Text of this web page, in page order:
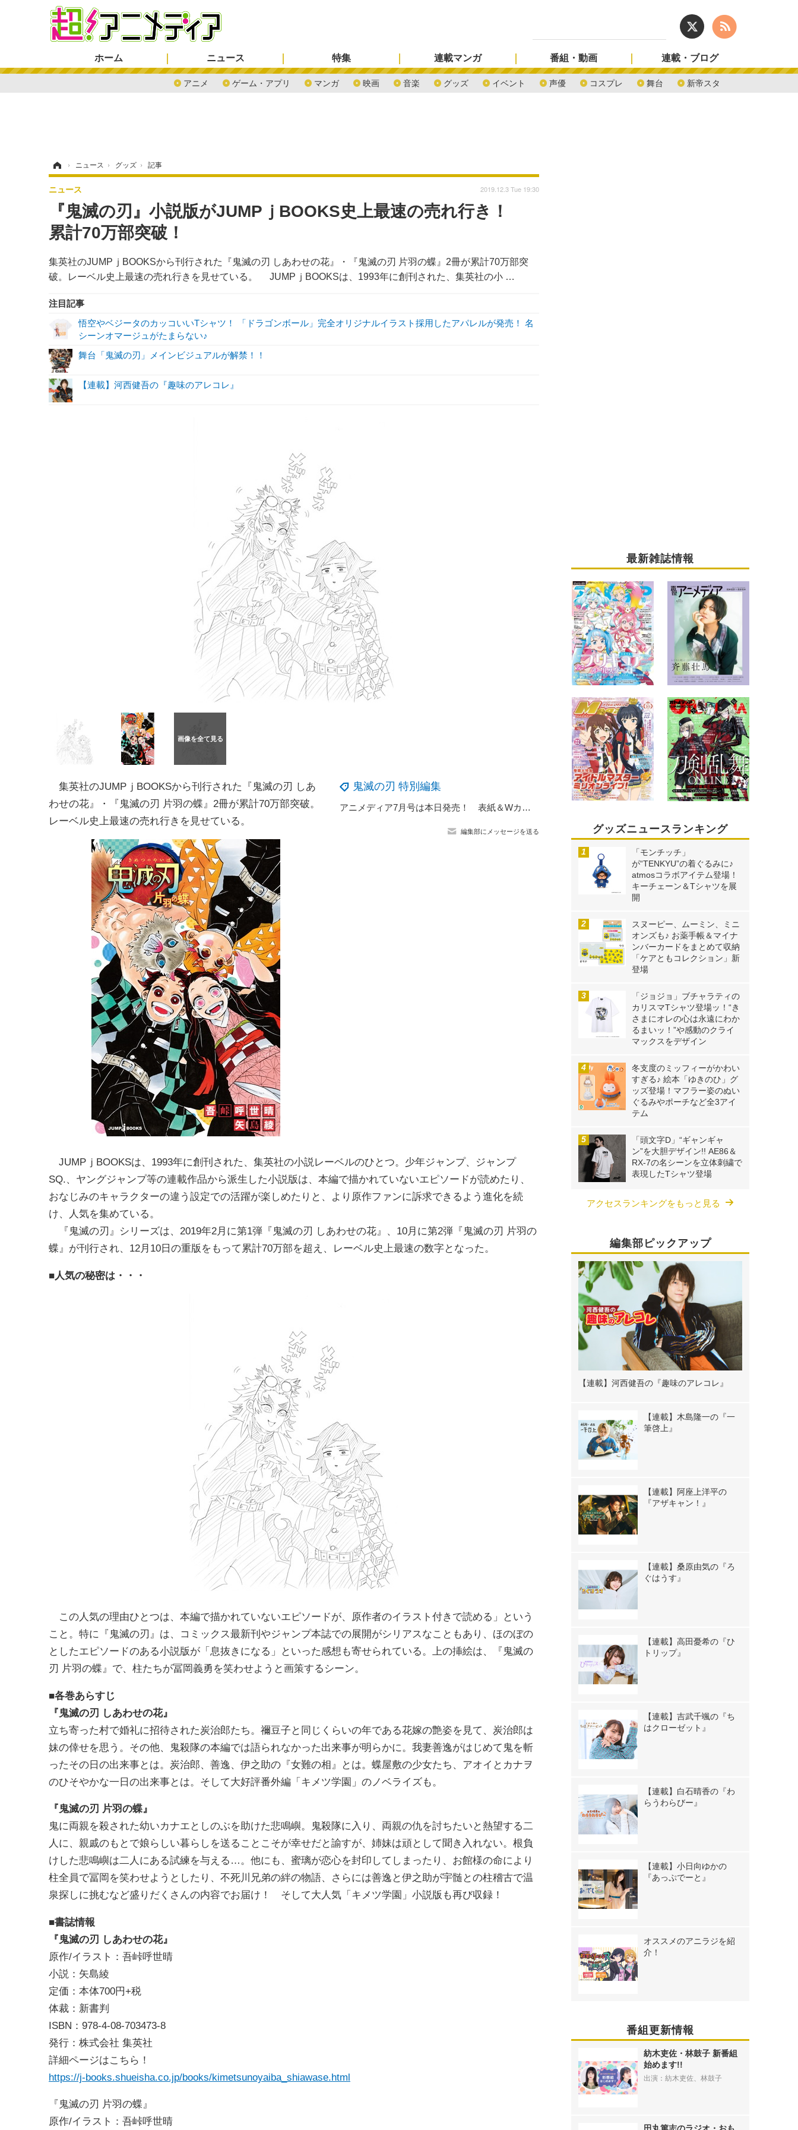
ホーム ニュース
アニメ ゲーム・アプリ マンガ 映画 音楽 グッズ イベント 声優 コスプレ 舞台 新帝スタ
特集 連載マンガ 番組・動画 連載・ブログ
› ニュース › グッズ › 記事
『鬼滅の刃』小説版がJUMPｊBOOKS史上最速の売れ行き！
累計70万部突破！
集英社のJUMPｊBOOKSから刊行された『鬼滅の刃 しあわせの花』・『鬼滅の刃 片羽の蝶』2冊が累計70万部突
破。レーベル史上最速の売れ行きを見せている。 JUMPｊBOOKSは、1993年に創刊された、集英社の小 …
ニュース 2019.12.3 Tue 19:30
注目記事
悟空やベジータのカッコいいTシャツ！ 「ドラゴンボール」完全オリジナルイラスト採用したアパレルが発売！ 名
シーンオマージュがたまらない♪
舞台「鬼滅の刃」メインビジュアルが解禁！！
【連載】河西健吾の『趣味のアレコレ』
鬼滅の刃 特別編集
アニメディア7月号は本日発売！ 表紙＆Wカバーはテレビアニメ「鬼滅の刃」刀鍛冶の里編と『劇場版 Free!-the Final Stroke-』！
編集部にメッセージを送る
集英社のJUMPｊBOOKSから刊行された『鬼滅の刃 しあ
わせの花』・『鬼滅の刃 片羽の蝶』2冊が累計70万部突破。
レーベル史上最速の売れ行きを見せている。
JUMPｊBOOKSは、1993年に創刊された、集英社の小説レーベルのひとつ。少年ジャンプ、ジャンプ
SQ.、ヤングジャンプ等の連載作品から派生した小説版は、本編で描かれていないエピソードが読めたり、
おなじみのキャラクターの違う設定での活躍が楽しめたりと、より原作ファンに訴求できるよう進化を続
け、人気を集めている。
『鬼滅の刃』シリーズは、2019年2月に第1弾『鬼滅の刃 しあわせの花』、10月に第2弾『鬼滅の刃 片羽の
蝶』が刊行され、12月10日の重版をもって累計70万部を超え、レーベル史上最速の数字となった。
■人気の秘密は・・・
この人気の理由ひとつは、本編で描かれていないエピソードが、原作者のイラスト付きで読める」という
こと。特に『鬼滅の刃』は、コミックス最新刊やジャンプ本誌での展開がシリアスなこともあり、ほのぼの
としたエピソードのある小説版が「息抜きになる」といった感想も寄せられている。上の挿絵は、『鬼滅の
刃 片羽の蝶』で、柱たちが冨岡義勇を笑わせようと画策するシーン。
■各巻あらすじ
『鬼滅の刃 しあわせの花』
立ち寄った村で婚礼に招待された炭治郎たち。禰豆子と同じくらいの年である花嫁の艶姿を見て、炭治郎は
妹の倖せを思う。その他、鬼殺隊の本編では語られなかった出来事が明らかに。我妻善逸がはじめて鬼を斬
ったその日の出来事とは。炭治郎、善逸、伊之助の『女難の相』とは。蝶屋敷の少女たち、アオイとカナヲ
のひそやかな一日の出来事とは。そして大好評番外編「キメツ学園」のノベライズも。
『鬼滅の刃 片羽の蝶』
鬼に両親を殺された幼いカナエとしのぶを助けた悲鳴嶼。鬼殺隊に入り、両親の仇を討ちたいと熱望する二
人に、親戚のもとで娘らしい暮らしを送ることこそが幸せだと諭すが、姉妹は頑として聞き入れない。根負
けした悲鳴嶼は二人にある試練を与える…。他にも、蜜璃が恋心を封印してしまったり、お館様の命により
柱全員で冨岡を笑わせようとしたり、不死川兄弟の絆の物語、さらには善逸と伊之助が宇髄との柱稽古で温
泉探しに挑むなど盛りだくさんの内容でお届け！ そして大人気「キメツ学園」小説版も再び収録！
■書誌情報
『鬼滅の刃 しあわせの花』
原作/イラスト：吾峠呼世晴
小説：矢島綾
定価：本体700円+税
体裁：新書判
ISBN：978-4-08-703473-8
発行：株式会社 集英社
詳細ページはこちら！
https://j-books.shueisha.co.jp/books/kimetsunoyaiba_shiawase.html
『鬼滅の刃 片羽の蝶』
原作/イラスト：吾峠呼世晴
最新雑誌情報
グッズニュースランキング
「モンチッチ」
が“TENKYU”の着ぐるみに♪
atmosコラボアイテム登場！
キーチェーン＆Tシャツを展
開
スヌーピー、ムーミン、ミニ
オンズも♪ お薬手帳＆マイナ
ンバーカードをまとめて収納
「ケアともコレクション」新
登場
「ジョジョ」ブチャラティの
カリスマTシャツ登場ッ！“き
さまにオレの心は永遠にわか
るまいッ！”や感動のクライ
マックスをデザイン
冬支度のミッフィーがかわい
すぎる♪ 絵本「ゆきのひ」グ
ッズ登場！マフラー姿のぬい
ぐるみやポーチなど全3アイ
テム
「頭文字D」“ギャンギャ
ン”を大胆デザイン!! AE86＆
RX-7の名シーンを立体刺繍で
表現したTシャツ登場
アクセスランキングをもっと見る
編集部ピックアップ
【連載】河西健吾の『趣味のアレコレ』
【連載】木島隆一の『一
筆啓上』
【連載】阿座上洋平の
『アザキャン！』
【連載】桑原由気の『ろ
ぐはうす』
【連載】高田憂希の『ひ
トリップ』
【連載】吉武千颯の『ち
はクローゼット』
【連載】白石晴香の『わ
らうわらびー』
【連載】小日向ゆかの
『あっぷでーと』
オススメのアニラジを紹
介！
番組更新情報
紡木吏佐・林鼓子 新番組
始めます!!
出演：紡木吏佐、林鼓子